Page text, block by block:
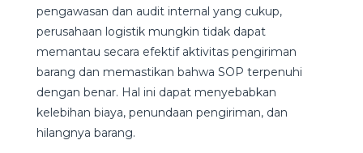
pengawasan dan audit internal yang cukup,
perusahaan logistik mungkin tidak dapat
memantau secara efektif aktivitas pengiriman
barang dan memastikan bahwa SOP terpenuhi
dengan benar. Hal ini dapat menyebabkan
kelebihan biaya, penundaan pengiriman, dan
hilangnya barang.